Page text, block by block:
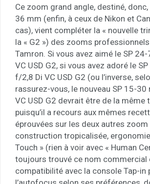
Ce zoom grand angle, destiné,
36 mm (enfin, à ceux de Nikon et
cas), vient compléter la « nouvelle
la « G2 ») des zooms
Tamron. Si vous avez aimé le SP
VC USD G2, si vous avez adoré le
f/2,8 Di VC USD G2 (ou l’inverse,
rassurez-vous, le nouveau SP 15-
VC USD G2 devrait être de la même
puisqu’il a recours aux mêmes
éprouvées sur les deux autres
construction tropicalisée,
Touch » (rien à voir avec « Human
toujours trouvé ce nom commercial
compatibilité avec la console Tap-in